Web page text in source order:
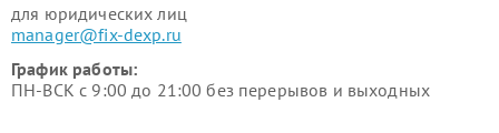
для юридических лиц
manager@fix-dexp.ru
График работы:
ПН-ВСК с 9:00 до 21:00 без перерывов и выходных